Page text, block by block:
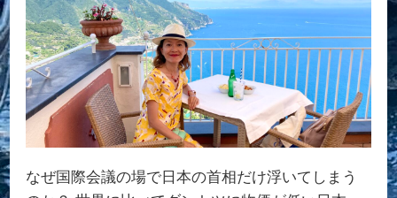
なぜ国際会議の場で日本の首相だけ浮いてしまう